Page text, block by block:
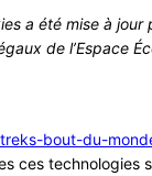
a été mise à
de l’Espace
bout-du-
ces technologies